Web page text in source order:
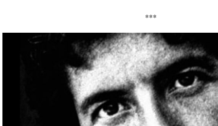
***